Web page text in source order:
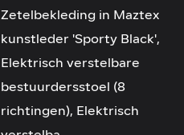
Zetelbekleding in Maztex
kunstleder 'Sporty Black',
Elektrisch verstelbare
bestuurdersstoel (8
richtingen), Elektrisch